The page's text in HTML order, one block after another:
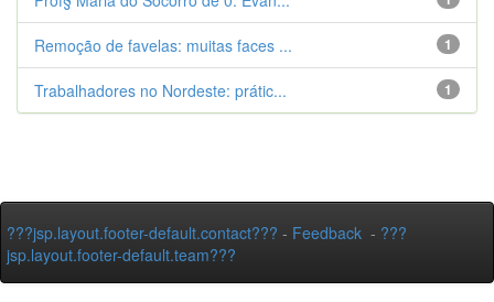
1
Remoção de favelas: muitas faces ...
1
Trabalhadores no Nordeste: prátic...
???jsp.layout.footer-default.contact??? - Feedback - ???
jsp.layout.footer-default.team???